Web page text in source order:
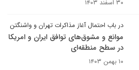
۳۰ اسفند ۱۴۰۳
در باب احتمال آغاز مذاکرات تهران و واشنگتن
موانع و مشوق‌های توافق ایران و امریکا
در سطح منطقه‌ای
۱۰ بهمن ۱۴۰۳